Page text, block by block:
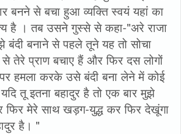
बनने से बचा हुआ व्यक्ति स्वयं यहां का
है । तब उसने गुस्से से कहा-"अरे राजा
बंदी बनाने से पहले तूने यह तो सोचा
तेरे प्राण बचाए हैं और फिर दस लोगों
पर हमला करके उसे बंदी बना लेने में कोई
तू इतना बहादुर है तो एक बार मुझे
मेरे साथ खड़ग-युद्ध कर फिर देखूंगा
है। "